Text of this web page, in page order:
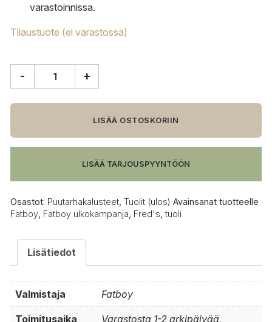
varastoinnissa.
Tilaustuote (ei varastossa)
tuoli,
vihreä
määrä
- +
LISÄÄ OSTOSKORIIN
LISÄÄ TARJOUSPYYNTÖÖN
Osastot: Puutarhakalusteet Tuolit (ulos) Avainsanat tuotteelle
Fatboy Fatboy ulkokampanja Fred's ,tuoli
Lisätiedot
Valmistaja Fatboy
Toimitusaika Varastosta 1-2 arkipäivää,